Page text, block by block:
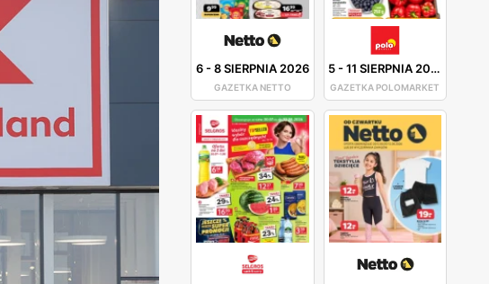
6-8 SIERPNIA 2026
GAZETKA NETTO
5-11 SIERPNIA 2026
GAZETKA POLOMARKET